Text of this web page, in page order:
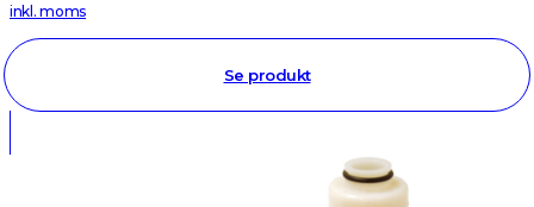
inkl. moms
Se produkt